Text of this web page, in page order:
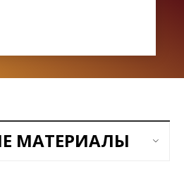
МАТЕРИАЛЫ